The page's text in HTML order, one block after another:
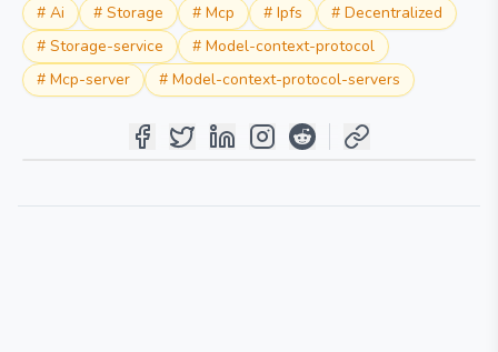
# Ai # Storage # Mcp # Ipfs # Decentralized
# Storage-service # Model-context-protocol
# Mcp-server # Model-context-protocol-servers